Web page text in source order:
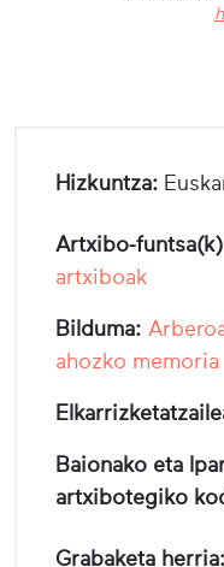
Hizkuntza:
Artxibo-
artxiboak
Bilduma:
ahozko memoria
Baionako eta
artxibotegiko
Grabaketa herria: